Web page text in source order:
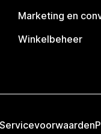
Marketing en
Winkelbeheer
Servicevoorwaarden